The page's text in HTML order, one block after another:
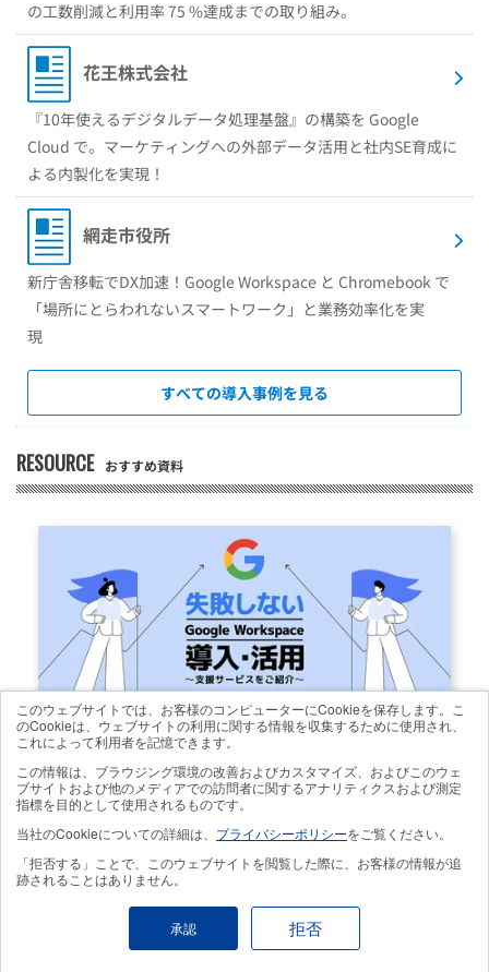
このウェブサイトでは、お客様のコンピューターにCookieを保存します。こ
のCookieは、ウェブサイトの利用に関する情報を収集するために使用され、
これによって利用者を記憶できます。
この情報は、ブラウジング環境の改善およびカスタマイズ、およびこのウェ
ブサイトおよび他のメディアでの訪問者に関するアナリティクスおよび測定
指標を目的として使用されるものです。
当社のCookieについての詳細は、 プライバシーポリシーをご覧ください。
「拒否する」ことで、このウェブサイトを閲覧した際に、お客様の情報が追
跡されることはありません。
承認 拒否
の工数削減と利用率 75 %達成までの取り組み。
花王株式会社
『10年使えるデジタルデータ処理基盤』の構築を Google
Cloud で。マーケティングへの外部データ活用と社内SE育成に
よる内製化を実現！
網走市役所
新庁舎移転でDX加速！Google Workspace と Chromebook で
「場所にとらわれないスマートワーク」と業務効率化を実
現
すべての導入事例を見る
RESOURCE おすすめ資料